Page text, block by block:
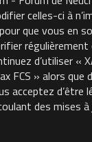
celles-ci à
que vous en
d’utiliser «
FCS » alors
acceptez d’être
des mises